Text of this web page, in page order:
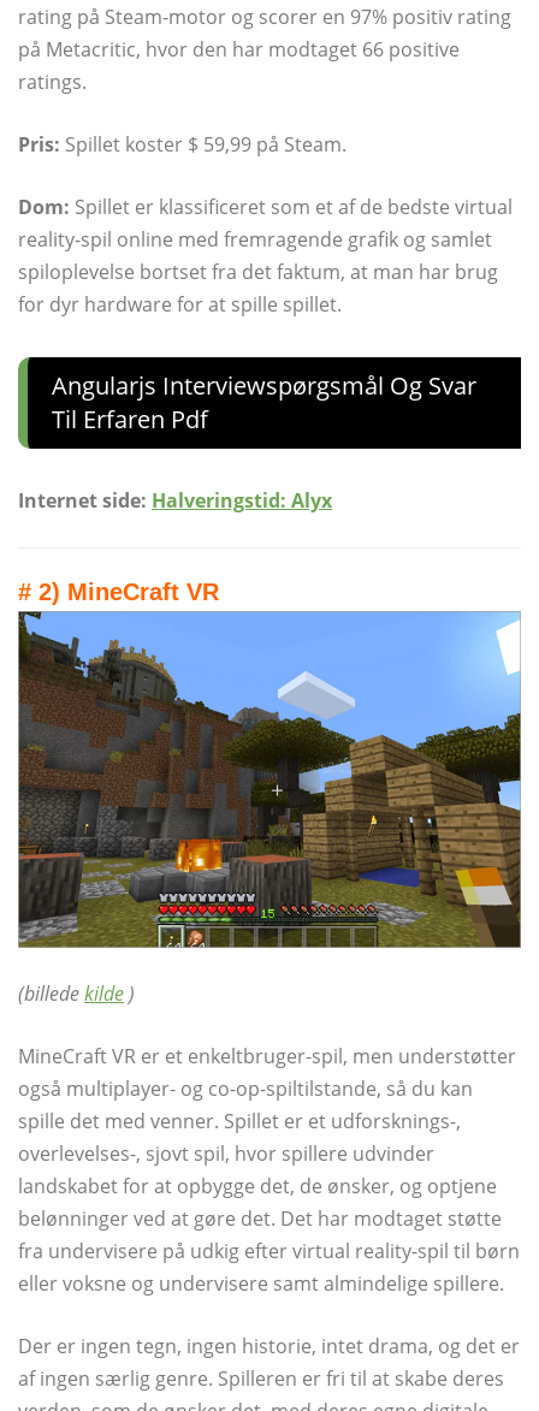
rating på Steam-motor og scorer en 97% positiv rating
på Metacritic, hvor den har modtaget 66 positive
ratings.
Pris: Spillet koster $ 59,99 på Steam.
Dom: Spillet er klassificeret som et af de bedste virtual
reality-spil online med fremragende grafik og samlet
spiloplevelse bortset fra det faktum, at man har brug
for dyr hardware for at spille spillet.
Angularjs Interviewspørgsmål Og Svar
Til Erfaren Pdf
Internet side: Halveringstid: Alyx
# 2) MineCraft VR
(billedekilde )
MineCraft VR er et enkeltbruger-spil, men understøtter
også multiplayer- og co-op-spiltilstande, så du kan
spille det med venner. Spillet er et udforsknings-,
overlevelses-, sjovt spil, hvor spillere udvinder
landskabet for at opbygge det, de ønsker, og optjene
belønninger ved at gøre det. Det har modtaget støtte
fra undervisere på udkig efter virtual reality-spil til børn
eller voksne og undervisere samt almindelige spillere.
Der er ingen tegn, ingen historie, intet drama, og det er
af ingen særlig genre. Spilleren er fri til at skabe deres